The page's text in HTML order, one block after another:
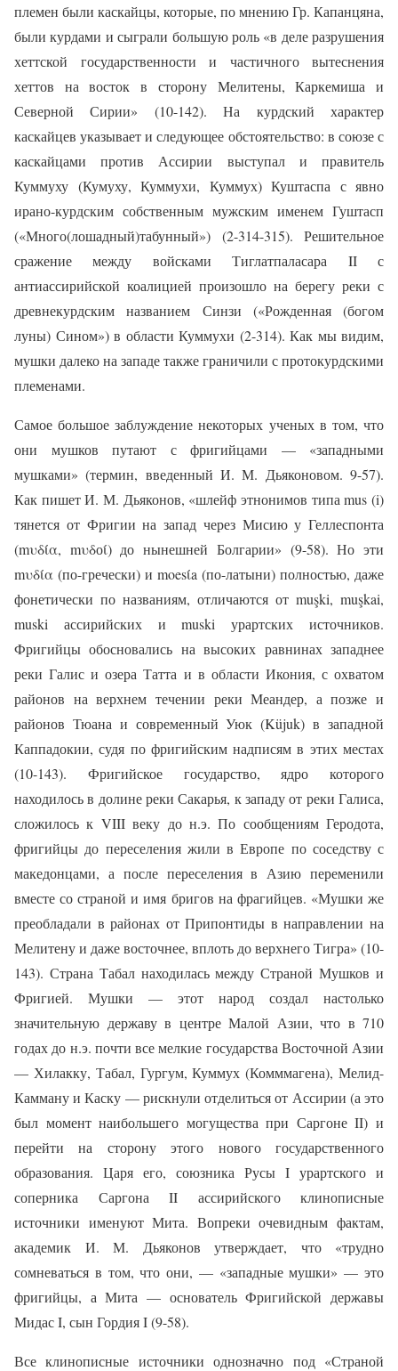
племен были каскайцы, которые, по мнению Гр. Капанцяна,
были курдами и сыграли большую роль «в деле разрушения
хеттской государственности и частичного вытеснения
хеттов на восток в сторону Мелитены, Каркемиша и
Северной Сирии» (10-142). На курдский характер
каскайцев указывает и следующее обстоятельство: в союзе с
каскайцами против Ассирии выступал и правитель
Куммуху (Кумуху, Куммухи, Куммух) Куштаспа с явно
ирано-курдским собственным мужским именем Гуштасп
(«Много(лошадный)табунный») (2-314-315). Решительное
сражение между войсками Тиглатпаласара II с
антиассирийской коалицией произошло на берегу реки с
древнекурдским названием Синзи («Рожденная (богом
луны) Сином») в области Куммухи (2-314). Как мы видим,
мушки далеко на западе также граничили с протокурдскими
племенами.
Самое большое заблуждение некоторых ученых в том, что
они мушков путают с фригийцами — «западными
мушками» (термин, введенный И. М. Дьяконовом. 9-57).
Как пишет И. М. Дьяконов, «шлейф этнонимов типа mus (i)
тянется от Фригии на запад через Мисию у Геллеспонта
(mυδία, mυδоί) до нынешней Болгарии» (9-58). Но эти
mυδία (по-гречески) и moesίa (по-латыни) полностью, даже
фонетически по названиям, отличаются от muşki, muşkai,
muski ассирийских и muski урартских источников.
Фригийцы обосновались на высоких равнинах западнее
реки Галис и озера Татта и в области Икония, с охватом
районов на верхнем течении реки Меандер, а позже и
районов Тюана и современный Уюк (Küjuk) в западной
Каппадокии, судя по фригийским надписям в этих местах
(10-143). Фригийское государство, ядро которого
находилось в долине реки Сакарья, к западу от реки Галиса,
сложилось к VIII веку до н.э. По сообщениям Геродота,
фригийцы до переселения жили в Европе по соседству с
македонцами, а после переселения в Азию переменили
вместе со страной и имя бригов на фрагийцев. «Мушки же
преобладали в районах от Припонтиды в направлении на
Мелитену и даже восточнее, вплоть до верхнего Тигра» (10-
143). Страна Табал находилась между Страной Мушков и
Фригией. Мушки — этот народ создал настолько
значительную державу в центре Малой Азии, что в 710
годах до н.э. почти все мелкие государства Восточной Азии
— Хилакку, Табал, Гургум, Куммух (Комммагена), Мелид-
Камману и Каску — рискнули отделиться от Ассирии (а это
был момент наибольшего могущества при Саргоне II) и
перейти на сторону этого нового государственного
образования. Царя его, союзника Русы I урартского и
соперника Саргона II ассирийского клинописные
источники именуют Мита. Вопреки очевидным фактам,
академик И. М. Дьяконов утверждает, что «трудно
сомневаться в том, что они, — «западные мушки» — это
фригийцы, а Мита — основатель Фригийской державы
Мидас I, сын Гордия I (9-58).
Все клинописные источники однозначно под «Страной